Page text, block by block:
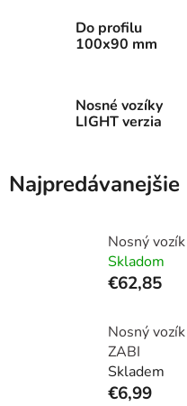
Do profilu
100x90 mm
Nosné vozíky
LIGHT verzia
Najpredávanejšie
Nosný
Skladom
€62,85
Nosný
ZABI
Skladem
€6,99